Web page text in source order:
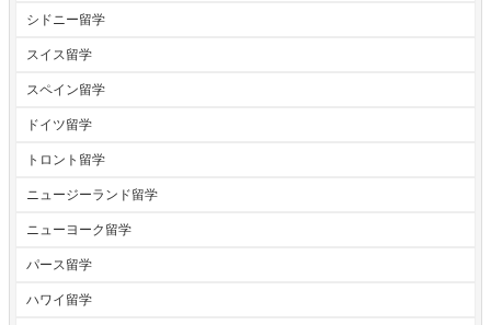
シドニー留学
スイス留学
スペイン留学
ドイツ留学
トロント留学
ニュージーランド留学
ニューヨーク留学
パース留学
ハワイ留学